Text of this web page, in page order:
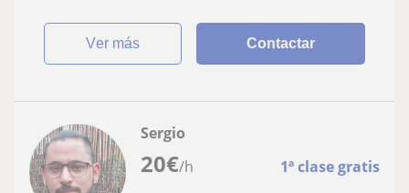
ver más Contactar
20€/h 1ª clase gratis
Sergio